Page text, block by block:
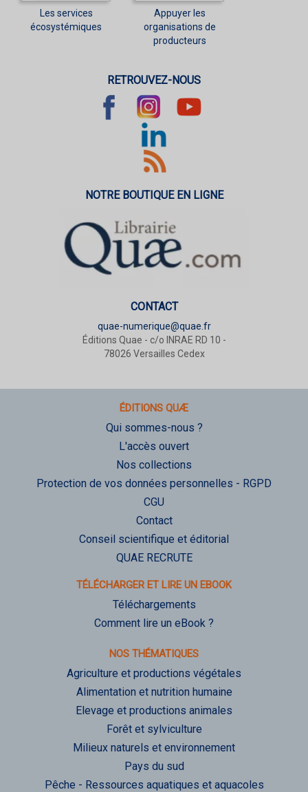
Les services
écosystémiques
Appuyer les
organisations de
producteurs
RETROUVEZ-NOUS
NOTRE BOUTIQUE EN LIGNE
CONTACT
quae-numerique@quae.fr
Éditions Quae - c/o INRAE RD 10 -
78026 Versailles Cedex
ÉDITIONS QUÆ
Qui sommes-nous ?
L'accès ouvert
Nos collections
Protection de vos données personnelles - RGPD
CGU
Contact
Conseil scientifique et éditorial
QUAE RECRUTE
TÉLÉCHARGER ET LIRE UN EBOOK
Téléchargements
Comment lire un eBook ?
NOS THÉMATIQUES
Agriculture et productions végétales
Alimentation et nutrition humaine
Elevage et productions animales
Forêt et sylviculture
Milieux naturels et environnement
Pays du sud
Pêche - Ressources aquatiques et aquacoles